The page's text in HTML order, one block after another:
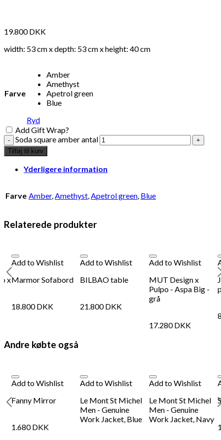
Add to Wishlist
19.800DKK
width: 53 cm x depth: 53 cm x height: 40 cm
Farve
Amber
Amethyst
Apetrol green
Blue
Ryd
Add Gift Wrap?
Soda square amber antal
Tilføj til kurv
Yderligere information
Farve Amber,Amethyst,Apetrol green, Blue
Relaterede produkter
x
Add to Wishlist
Marmor Sofabord
18.800DKK
Add to Wishlist
BILBAO table
21.800DKK
Add to Wishlist
MUT Design x
Pulpo - Aspa Big -
grå
17.280DKK
Andre købte også
Add to Wishlist
Fanny Mirror
1.680DKK
Add to Wishlist
Le Mont St Michel
Men - Genuine
Work Jacket, Blue
Add to Wishlist
Le Mont St Michel
Men - Genuine
Work Jacket, Navy